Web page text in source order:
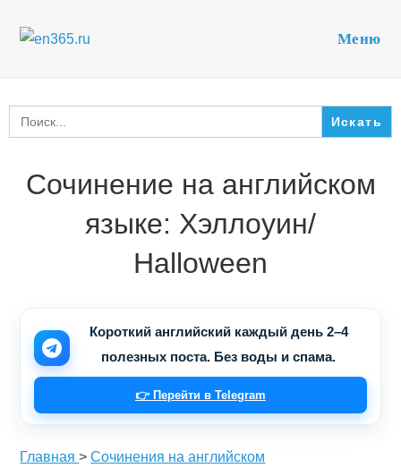
Меню
Search
for:
Сочинение на английском
языке: Хэллоуин/
Halloween
Короткий английский каждый день 2–4
полезных поста. Без воды и спама.
👉 Перейти в Telegram
Главная>Сочинения на английском